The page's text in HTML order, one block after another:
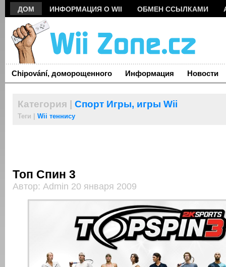
ДОМ ИНФОРМАЦИЯ О WII ОБМЕН ССЫЛКАМИ
Chipování, доморощенного Информация Новости
Категория | Спорт Игры, игры Wii
Теги | Wii теннису
Топ Спин 3
Автор: Admin 20 января 2009